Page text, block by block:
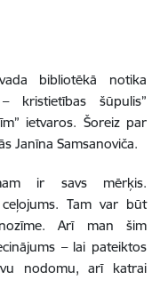
bibliotēkā notika
kristietības šūpulis”
ietvaros. Šoreiz par
Janīna Samsanoviča.
ir savs mērķis.
Tam var būt
Arī man šim
– lai pateiktos
nodomu, arī katrai